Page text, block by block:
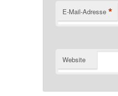
E-Mail-Adresse *
Website